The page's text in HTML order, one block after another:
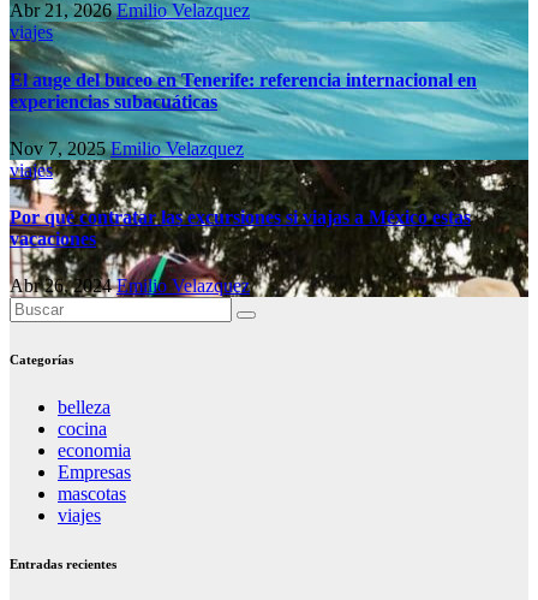
Abr 21, 2026Emilio Velazquez
viajes
El auge del buceo en Tenerife: referencia internacional en
experiencias subacuáticas
Nov 7, 2025Emilio Velazquez
viajes
Por qué contratar las excursiones si viajas a México estas
vacaciones
Abr 26, 2024Emilio Velazquez
Categorías
belleza
cocina
economia
Empresas
mascotas
viajes
Entradas recientes